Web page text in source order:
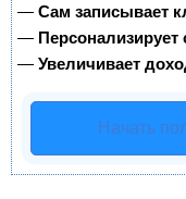
— Сам записывает
—
— Увеличивает
Начать